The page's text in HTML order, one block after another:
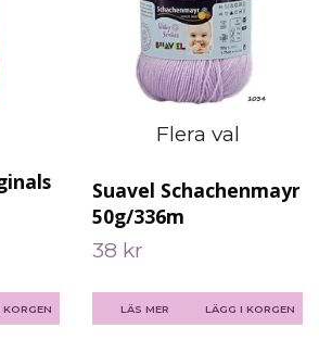
KORGEN
Flera val
Suavel Schachenmayr
50g/336m
38 kr
LÄS MER LÄGG I KORGEN